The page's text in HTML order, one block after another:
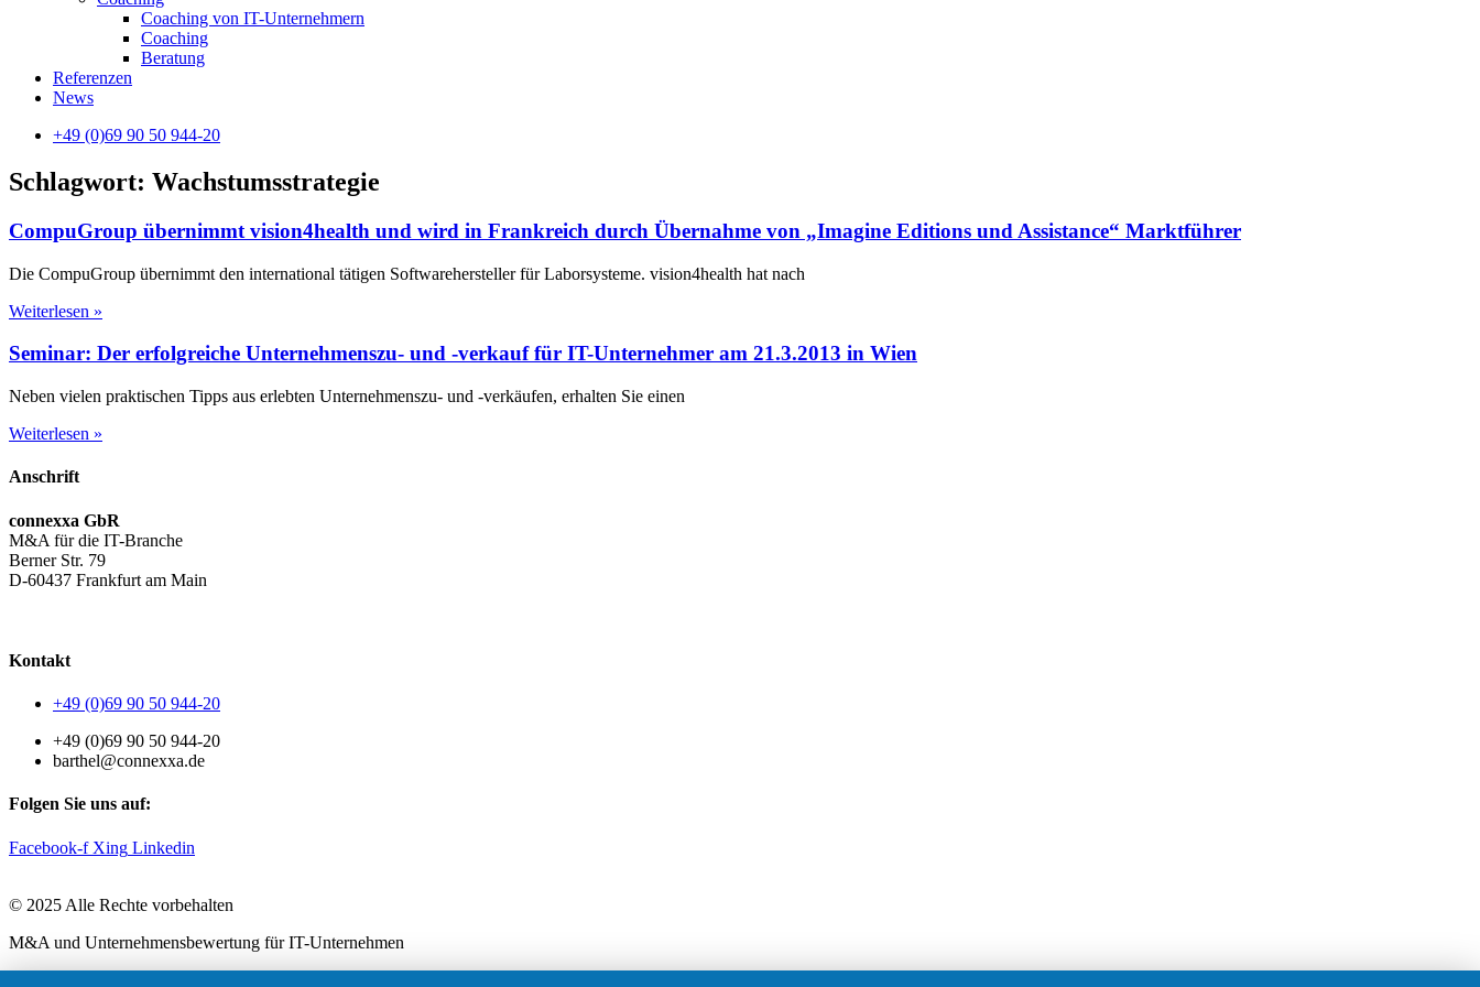
Coaching von IT-Unternehmern
Coaching
Beratung
Referenzen
News
+49 (0)69 90 50 944-20
Schlagwort: Wachstumsstrategie
CompuGroup übernimmt vision4health und wird in Frankreich durch Übernahme von „Imagine Editions und Assistance“ Marktführer
Die CompuGroup übernimmt den international tätigen Softwarehersteller für Laborsysteme. vision4health hat nach
Weiterlesen »
Seminar: Der erfolgreiche Unternehmenszu- und -verkauf für IT-Unternehmer am 21.3.2013 in Wien
Neben vielen praktischen Tipps aus erlebten Unternehmenszu- und -verkäufen, erhalten Sie einen
Weiterlesen »
Anschrift
connexxa GbR
M&A für die IT-Branche
Berner Str. 79
D-60437 Frankfurt am Main
Kontakt
+49 (0)69 90 50 944-20
+49 (0)69 90 50 944-20
barthel@connexxa.de
Folgen Sie uns auf:
Facebook-f Xing Linkedin
© 2025 Alle Rechte vorbehalten
M&A und Unternehmensbewertung für IT-Unternehmen